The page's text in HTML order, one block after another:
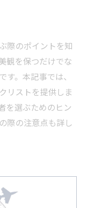
際のポイントを知
観を保つだけでな
。本記事では、
リストを提供しま
を選ぶためのヒン
際の注意点も詳し